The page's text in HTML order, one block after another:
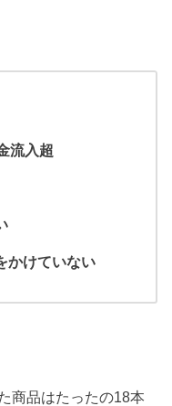
流入超
かけていない
商品はたったの18本